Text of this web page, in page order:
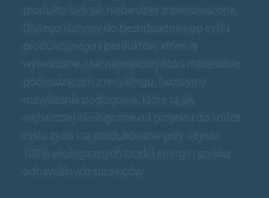
produkty były jak najbardziej zrównoważone.
Dlatego dążymy do bezodpadowego cyklu
produkcyjnego i produktów, które są
wytwarzane z jak największej ilości materiałów
pochodzących z recyklingu. Tworzymy
rozwiązania podłogowe, które są jak
najbardziej ekologiczne od projektu do końca
cyklu życia i są produkowane przy użyciu
100% ekologicznych źródeł energii i szybko
odnawialnych surowców.